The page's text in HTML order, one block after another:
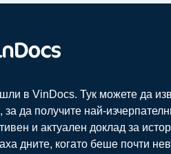
в VinDocs. Тук можете да
за да получите най-
и актуален доклад за
дните, когато беше почти